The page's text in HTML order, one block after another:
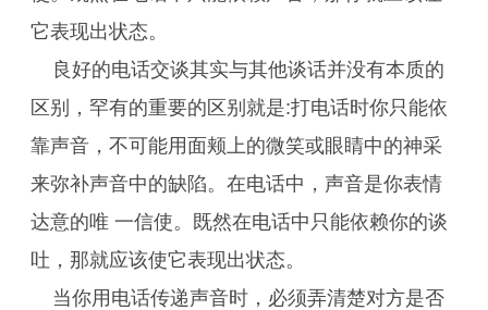
它表现出状态。
良好的电话交谈其实与其他谈话并没有本质的
区别，罕有的重要的区别就是:打电话时你只能依
靠声音，不可能用面颊上的微笑或眼睛中的神采
来弥补声音中的缺陷。在电话中，声音是你表情
达意的唯 一信使。既然在电话中只能依赖你的谈
吐，那就应该使它表现出状态。
当你用电话传递声音时，必须弄清楚对方是否